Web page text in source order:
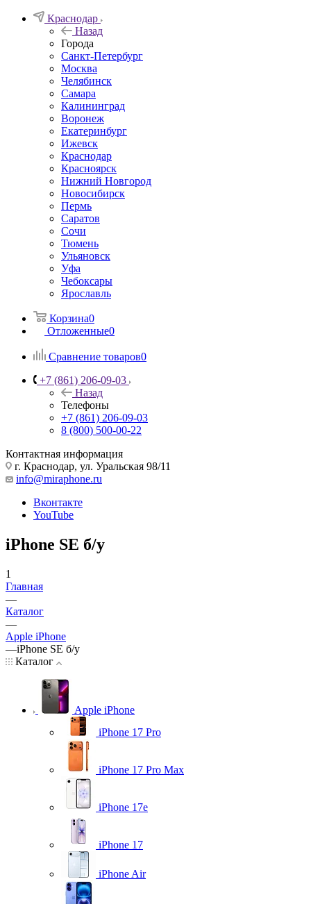
Краснодар
Назад
Города
Санкт-Петербург
Москва
Челябинск
Самара
Калининград
Воронеж
Екатеринбург
Ижевск
Краснодар
Красноярск
Нижний Новгород
Новосибирск
Пермь
Саратов
Сочи
Тюмень
Ульяновск
Уфа
Чебоксары
Ярославль
Корзина0
Отложенные0
Сравнение товаров0
+7 (861) 206-09-03
Назад
Телефоны
+7 (861) 206-09-03
8 (800) 500-00-22
Контактная информация
г. Краснодар, ул. Уральская 98/11
info@miraphone.ru
Вконтакте
YouTube
iPhone SE б/у
1
Главная
—
Каталог
—
Apple iPhone
—iPhone SE б/у
Каталог
Apple iPhone
iPhone 17 Pro
iPhone 17 Pro Max
iPhone 17e
iPhone 17
iPhone Air